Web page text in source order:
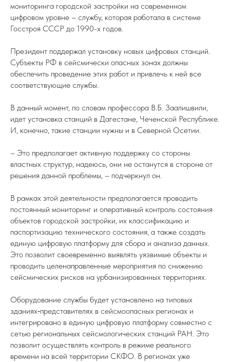
мониторинга городской застройки на современном
цифровом уровне – службу, которая работала в системе
Госстроя СССР до 1990-х годов.
Президент поддержал установку новых цифровых станций.
Субъекты РФ в сейсмически опасных зонах должны
обеспечить проведение этих работ и привлечь к ней все
соответствующие службы.
В данный момент, по словам профессора В.Б. Заалишвили,
идет установка станций в Дагестане, Чеченской Республике.
И, конечно, такие станции нужны и в Северной Осетии.
– Это предполагает активную поддержку со стороны
властных структур, надеюсь, они не останутся в стороне от
решения данной проблемы, – подчеркнул он.
В рамках этой деятельности предполагается проводить
постоянный мониторинг и оперативный контроль состояния
объектов городской застройки, их классификацию и
паспортизацию технического состояния, а также создать
единую цифровую платформу для сбора и анализа данных.
Это позволит своевременно выявлять уязвимые объекты и
проводить целенаправленные мероприятия по снижению
сейсмических рисков на урбанизированных территориях.
Оборудование службы будет установлено на типовых
зданиях‑представителях в сейсмоопасных регионах и
интегрировано в единую цифровую платформу совместно с
сетью региональных сейсмологических станций РАН. Это
позволит осуществлять контроль в режиме реального
времени на всей территории СКФО. В регионах уже